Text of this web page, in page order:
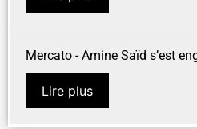
Mercato - Amine Saïd s’est
Lire plus